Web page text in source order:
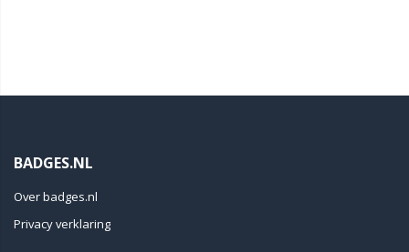
BADGES.NL
Over badges.nl
Privacy verklaring